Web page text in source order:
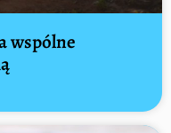
wspólne